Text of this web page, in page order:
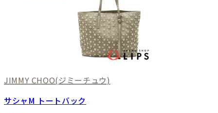
JIMMY CHOO(ジミーチュウ)
サシャM トートバック